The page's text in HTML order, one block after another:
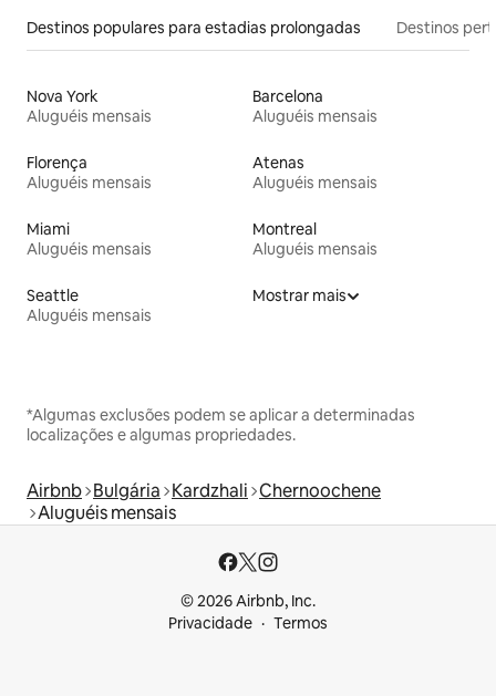
Destinos populares para estadias prolongadas Destinos
Nova York
Aluguéis mensais
Barcelona
Aluguéis mensais
Florença
Aluguéis mensais
Atenas
Aluguéis mensais
Miami
Aluguéis mensais
Montreal
Aluguéis mensais
Seattle
Aluguéis mensais
Mostrar mais
*Algumas exclusões podem se aplicar a determinadas
localizações e algumas propriedades.
Airbnb Bulgária Kardzhali Chernoochene
Aluguéis mensais
© 2026 Airbnb, Inc.
Privacidade
Termos